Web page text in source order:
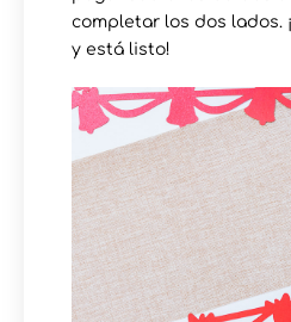
completar los dos lados.
y está listo!